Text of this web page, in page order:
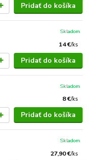
Pridať do košíka
14 €/ks
Skladom
Pridať do košíka
8 €/ks
Skladom
Pridať do košíka
27,90 €/ks
Skladom